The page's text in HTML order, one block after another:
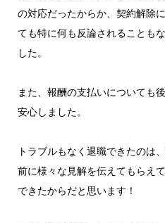
の対応だったからか、契約解除
ても特に何も反論されることも
した。
また、報酬の支払いについても
安心しました。
トラブルもなく退職できたのは
前に様々な見解を伝えてもらえ
できたからだと思います！